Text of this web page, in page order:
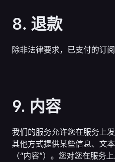
8. 退款
除非法律要求，已支付的订阅
9. 内容
我们的服务允许您在服务上
其他方式提供某些信息、文
（“内容”）。您对您在服务